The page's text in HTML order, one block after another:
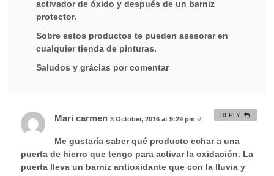
activador de óxido y después de un barniz
protector.
Sobre estos productos te pueden asesorar en
cualquier tienda de pinturas.
Saludos y grácias por comentar
Mari carmen 3 October, 2016 at 9:29 pm #
Me gustaría saber qué producto echar a una
puerta de hierro que tengo para activar la oxidación. La
puerta lleva un barniz antioxidante que con la lluvia y
REPLY